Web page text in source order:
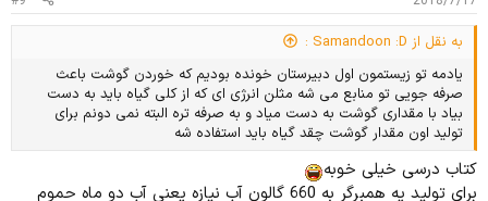
:
به نقل از Samandoon :D :
یادمه تو زیستمون اول دبیرستان خونده بودیم که خوردن گوشت باعث
صرفه جویی تو منابع می شه مثلن انرژی ای که از کلی گیاه باید به دست
بیاد با مقداری گوشت به دست میاد و به صرفه تره البته نمی دونم برای
تولید اون مقدار گوشت چقد گیاه باید استفاده شه
کتاب درسی خیلی خوبه
برای تولید یه همبرگر به 660 گالون آب نیازه یعنی آب دو ماه حموم